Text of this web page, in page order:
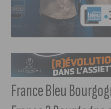
France Bleu